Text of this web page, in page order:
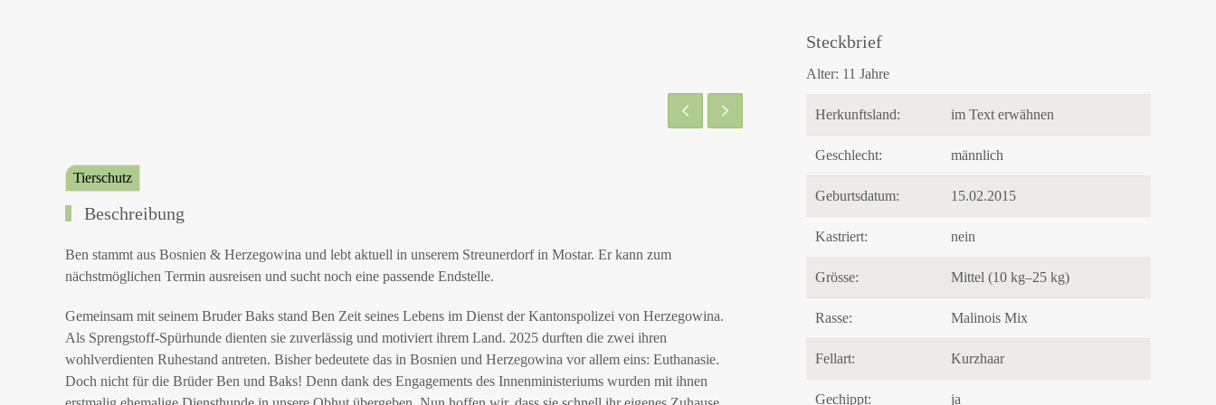
Tierschutz
Beschreibung
Ben stammt aus Bosnien & Herzegowina und lebt aktuell in unserem Streunerdorf in Mostar. Er kann zum
nächstmöglichen Termin ausreisen und sucht noch eine passende Endstelle.
Gemeinsam mit seinem Bruder Baks stand Ben Zeit seines Lebens im Dienst der Kantonspolizei von Herzegowina.
Als Sprengstoff-Spürhunde dienten sie zuverlässig und motiviert ihrem Land. 2025 durften die zwei ihren
wohlverdienten Ruhestand antreten. Bisher bedeutete das in Bosnien und Herzegowina vor allem eins: Euthanasie.
Doch nicht für die Brüder Ben und Baks! Denn dank des Engagements des Innenministeriums wurden mit ihnen
Steckbrief
Alter: 11 Jahre
Herkunftsland: im Text erwähnen
Geschlecht: männlich
Geburtsdatum: 15.02.2015
Kastriert: nein
Grösse: Mittel (10 kg–25 kg)
Rasse: Malinois Mix
Fellart: Kurzhaar
Gechippt: ja